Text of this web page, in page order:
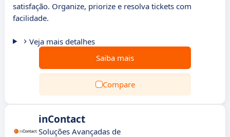
satisfação. Organize, priorize e resolva tickets com
facilidade.
Veja mais detalhes
Saiba mais
Compare
inContact
Soluções Avançadas de